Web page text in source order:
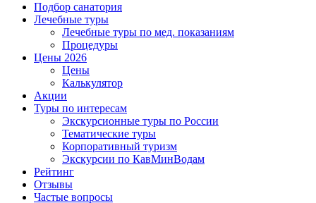
Подбор санатория
Лечебные туры
Лечебные туры по мед. показаниям
Процедуры
Цены 2026
Цены
Калькулятор
Акции
Туры по интересам
Экскурсионные туры по России
Тематические туры
Корпоративный туризм
Экскурсии по КавМинВодам
Рейтинг
Отзывы
Частые вопросы